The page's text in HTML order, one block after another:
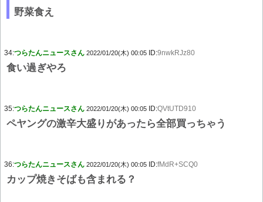
野菜食え
34:つらたんニュースさん 2022/01/20(木) 00:05 ID:9nwkRJz80
食い過ぎやろ
35:つらたんニュースさん 2022/01/20(木) 00:05 ID:QVtUTD910
ペヤングの激辛大盛りがあったら全部買っちゃう
36:つらたんニュースさん 2022/01/20(木) 00:05 ID:fMdR+SCQ0
カップ焼きそばも含まれる？